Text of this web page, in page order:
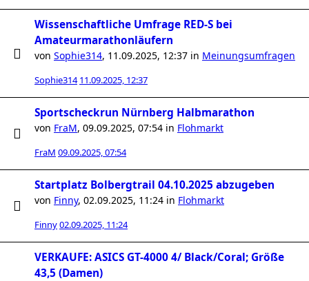
Wissenschaftliche Umfrage RED-S bei
Amateurmarathonläufern
von Sophie314, 11.09.2025, 12:37 in Meinungsumfragen
Sophie314 11.09.2025, 12:37
Sportscheckrun Nürnberg Halbmarathon
von FraM, 09.09.2025, 07:54 in Flohmarkt
FraM 09.09.2025, 07:54
Startplatz Bolbergtrail 04.10.2025 abzugeben
von Finny, 02.09.2025, 11:24 in Flohmarkt
Finny02.09.2025, 11:24
VERKAUFE: ASICS GT-4000 4/ Black/Coral; Größe
43,5 (Damen)